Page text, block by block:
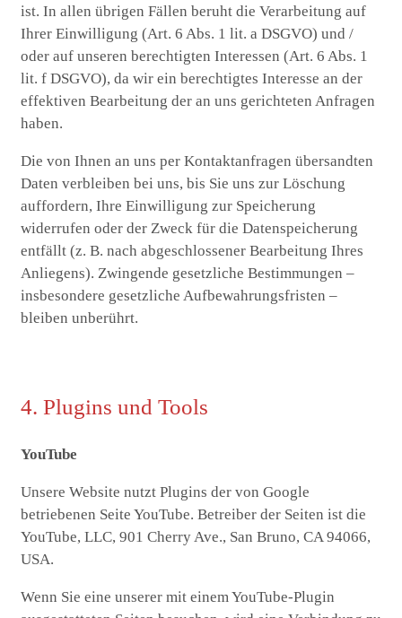
ist. In allen übrigen Fällen beruht die Verarbeitung auf
Ihrer Einwilligung (Art. 6 Abs. 1 lit. a DSGVO) und /
oder auf unseren berechtigten Interessen (Art. 6 Abs. 1
lit. f DSGVO), da wir ein berechtigtes Interesse an der
effektiven Bearbeitung der an uns gerichteten Anfragen
haben.
Die von Ihnen an uns per Kontaktanfragen übersandten
Daten verbleiben bei uns, bis Sie uns zur Löschung
auffordern, Ihre Einwilligung zur Speicherung
widerrufen oder der Zweck für die Datenspeicherung
entfällt (z. B. nach abgeschlossener Bearbeitung Ihres
Anliegens). Zwingende gesetzliche Bestimmungen –
insbesondere gesetzliche Aufbewahrungsfristen –
bleiben unberührt.
4. Plugins und Tools
YouTube
Unsere Website nutzt Plugins der von Google
betriebenen Seite YouTube. Betreiber der Seiten ist die
YouTube, LLC, 901 Cherry Ave., San Bruno, CA 94066,
USA.
Wenn Sie eine unserer mit einem YouTube-Plugin